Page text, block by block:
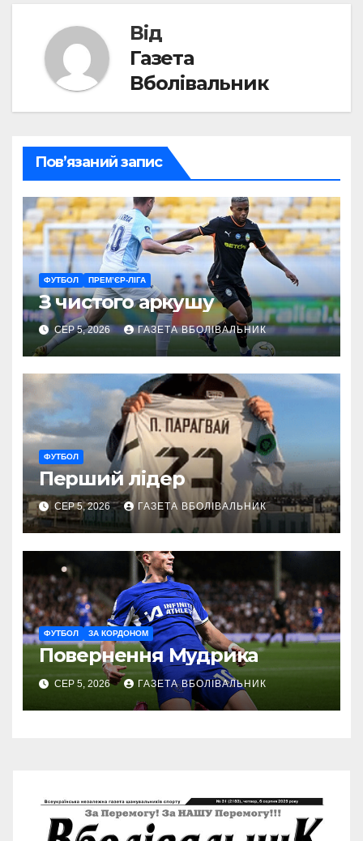
Від
Газета
Вболівальник
Пов’язаний запис
ФУТБОЛ ПРЕМ’ЄР-ЛІГА
З чистого аркушу
СЕР 5, 2026 ГАЗЕТА ВБОЛІВАЛЬНИК
ФУТБОЛ
Перший лідер
СЕР 5, 2026 ГАЗЕТА ВБОЛІВАЛЬНИК
ФУТБОЛ ЗА КОРДОНОМ
Повернення Мудрика
СЕР 5, 2026 ГАЗЕТА ВБОЛІВАЛЬНИК